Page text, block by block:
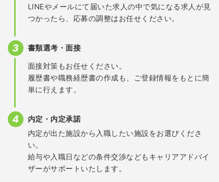
LINEやメールにて届いた求人の中で気になる求人が見
つかったら、応募の調整はお任せください。
書類選考・面接
面接対策もお任せください。
履歴書や職務経歴書の作成も、ご登録情報をもとに簡
単に行えます。
内定・内定承諾
内定が出た施設から入職したい施設をお選びくださ
い。
給与や入職日などの条件交渉などもキャリアアドバイ
ザーがサポートいたします。